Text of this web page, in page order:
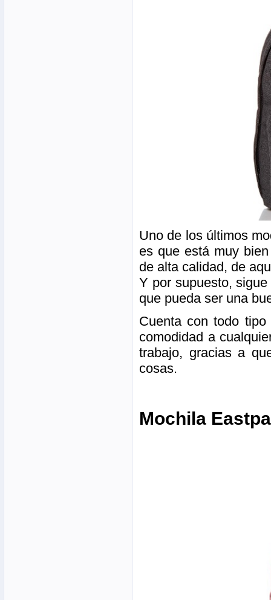
Uno de los últimos
es que está muy
de alta calidad, de
Y por supuesto,
que pueda ser una
Cuenta con todo
comodidad a
trabajo, gracias a
cosas.
Mochila